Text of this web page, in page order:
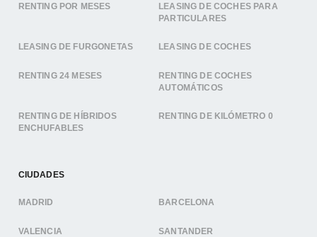
RENTING POR MESES
LEASING DE COCHES PARA
PARTICULARES
LEASING DE FURGONETAS LEASING DE COCHES
RENTING 24 MESES
RENTING DE COCHES
AUTOMÁTICOS
RENTING DE HÍBRIDOS
ENCHUFABLES
RENTING DE KILÓMETRO 0
CIUDADES
MADRID BARCELONA
VALENCIA SANTANDER